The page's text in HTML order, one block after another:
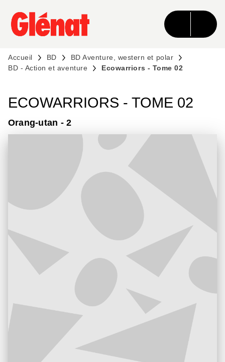
MENU RECHERCHE CONTENU
PIED DE PAGE
Accueil BD
BD Aventure, western et polar
BD - Action et aventure
Ecowarriors - Tome 02
ECOWARRIORS - TOME 02
Orang-utan - 2